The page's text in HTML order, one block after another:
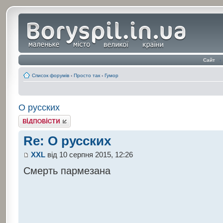
Сайт ‹
Список форумів ‹ Просто так ‹ Гумор
О русских
Відповісти
Re: О русских
XXLвід 10 серпня 2015, 12:26
Смерть пармезана